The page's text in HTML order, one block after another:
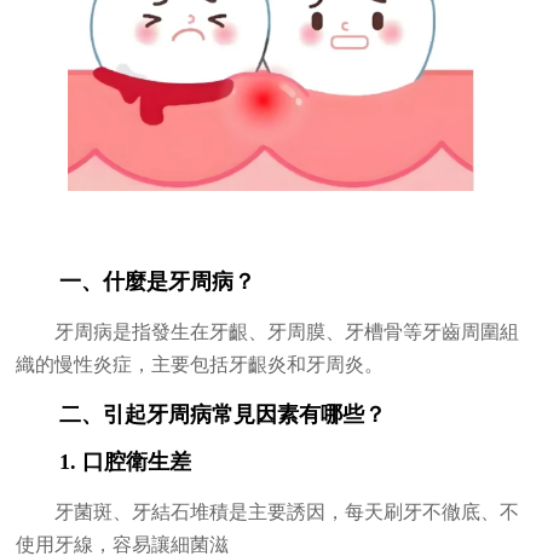
一、什麼是牙周病？
牙周病是指發生在牙齦、牙周膜、牙槽骨等牙齒周圍組
織的慢性炎症，主要包括牙齦炎和牙周炎。
二、引起牙周病常見因素有哪些？
1. 口腔衛生差
牙菌斑、牙結石堆積是主要誘因，每天刷牙不徹底、不
使用牙線，容易讓細菌滋